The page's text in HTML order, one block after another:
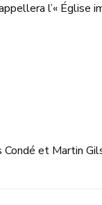
l’« Église
et Martin